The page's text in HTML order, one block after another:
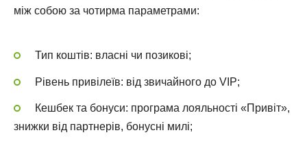
між собою за чотирма параметрами:
Тип коштів: власні чи позикові;
Рівень привілеїв: від звичайного до VIP;
Кешбек та бонуси: програма лояльності «Привіт»,
знижки від партнерів, бонусні милі;